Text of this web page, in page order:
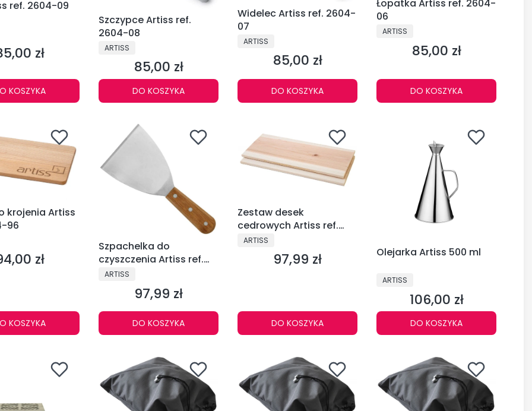
ref. 2604-09
zł
KOSZYKA
Szczypce Artiss ref.
2604-08
PRODUCENT
ARTISS
Cena
85,00 zł
DO KOSZYKA
Widelec Artiss ref. 2604-
07
PRODUCENT
ARTISS
Cena
85,00 zł
DO KOSZYKA
Łopatka Artiss ref. 2604-
06
PRODUCENT
ARTISS
Cena
85,00 zł
DO KOSZYKA
krojenia Artiss
96
zł
KOSZYKA
Szpachelka do
czyszczenia Artiss ref.
2604-94
PRODUCENT
ARTISS
Cena
97,99 zł
DO KOSZYKA
Zestaw desek
cedrowych Artiss ref.
2604-97
PRODUCENT
ARTISS
Cena
97,99 zł
DO KOSZYKA
Olejarka Artiss 500 ml
PRODUCENT
ARTISS
Cena
106,00 zł
DO KOSZYKA